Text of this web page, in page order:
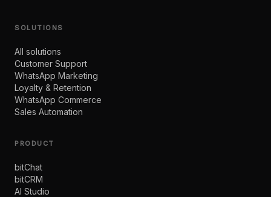
SOLUTIONS
All solutions
Customer Support
WhatsApp Marketing
Loyalty & Retention
WhatsApp Commerce
Sales Automation
PRODUCT
bitChat
bitCRM
AI Studio